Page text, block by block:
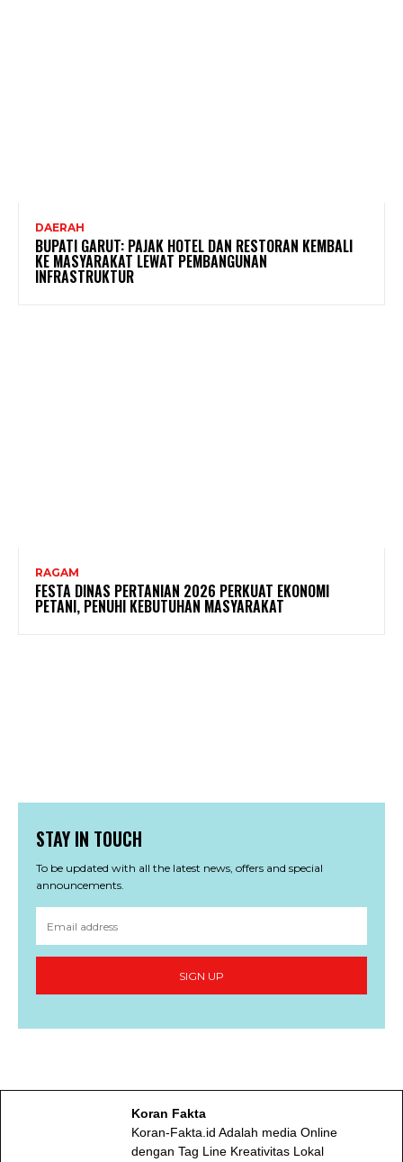
DAERAH
BUPATI GARUT: PAJAK HOTEL DAN RESTORAN KEMBALI
KE MASYARAKAT LEWAT PEMBANGUNAN
INFRASTRUKTUR
RAGAM
FESTA DINAS PERTANIAN 2026 PERKUAT EKONOMI
PETANI, PENUHI KEBUTUHAN MASYARAKAT
STAY IN TOUCH
To be updated with all the latest news, offers and special
announcements.
SIGN UP
Koran Fakta
Koran-Fakta.id Adalah media Online
dengan Tag Line Kreativitas Lokal